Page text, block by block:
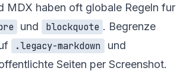
MDX haben oft globale Regeln fur
und blockquote . Begrenze
.legacy-markdown
und
Seiten per Screenshot.